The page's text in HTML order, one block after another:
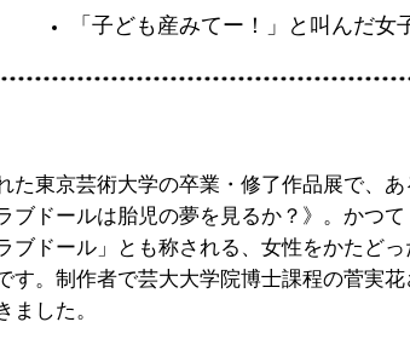
「子ども産みてー！」と叫んだ女
た東京芸術大学の卒業・修了作品展で、あ
ブドールは胎児の夢を見るか？》。かつ
ブドール」とも称される、女性をかたど
す。制作者で芸大大学院博士課程の菅実
ました。